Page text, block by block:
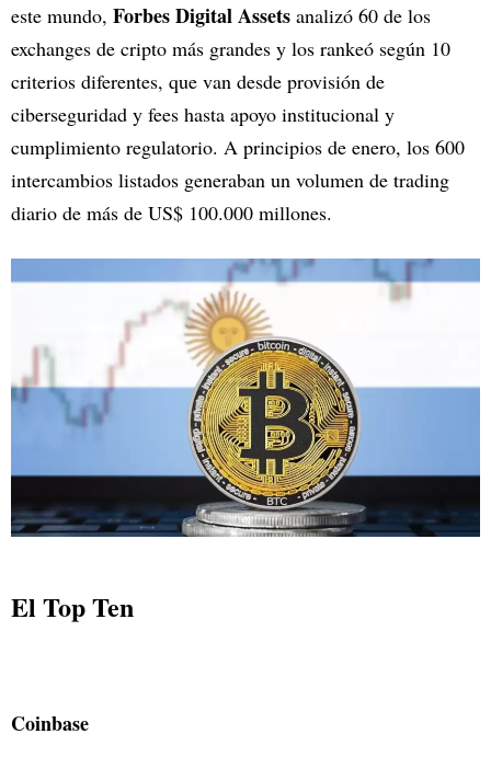
este mundo, Forbes Digital Assets analizó 60 de los
exchanges de cripto más grandes y los rankeó según 10
criterios diferentes, que van desde provisión de
ciberseguridad y fees hasta apoyo institucional y
cumplimiento regulatorio. A principios de enero, los 600
intercambios listados generaban un volumen de trading
diario de más de US$ 100.000 millones.
El Top Ten
Coinbase